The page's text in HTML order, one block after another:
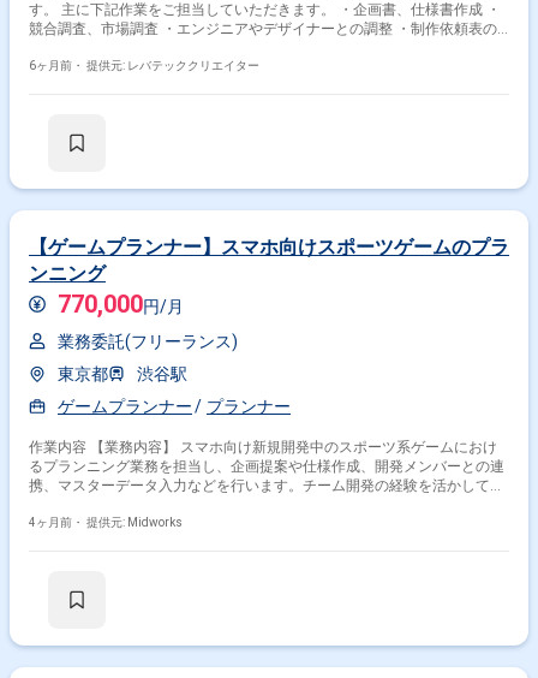
す。 主に下記作業をご担当していただきます。 ・企画書、仕様書作成 ・
競合調査、市場調査 ・エンジニアやデザイナーとの調整 ・制作依頼表の
バランス調整、ステージ制作
6ヶ月前・ 提供元: レバテッククリエイター
【ゲームプランナー】スマホ向けスポーツゲームのプラ
ンニング
770,000円/月
業務委託(フリーランス)
東京都
渋谷駅
ゲームプランナー
プランナー
作業内容 【業務内容】 スマホ向け新規開発中のスポーツ系ゲームにおけ
るプランニング業務を担当し、企画提案や仕様作成、開発メンバーとの連
携、マスターデータ入力などを行います。チーム開発の経験を活かして、
立案、仕様提案 ・仕様書作成 ・開発メンバーとの連携調整 ・マスターデ
4ヶ月前・ 提供元: Midworks